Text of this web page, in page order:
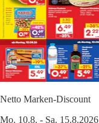
Netto Marken-Discount
Mo. 10.8. - Sa. 15.8.2026